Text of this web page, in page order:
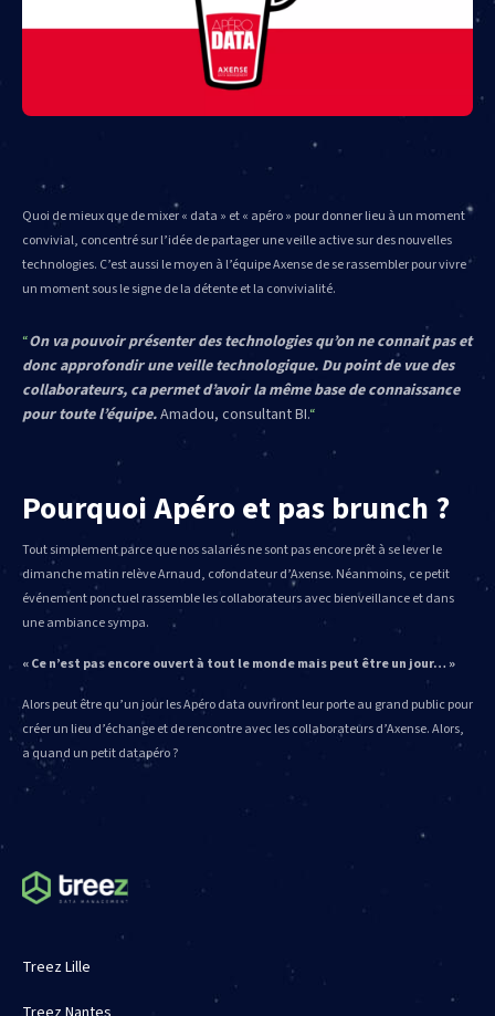
Quoi de mieux que de mixer « data » et « apéro » pour donner lieu à un moment
convivial, concentré sur l’idée de partager une veille active sur des nouvelles
technologies. C’est aussi le moyen à l’équipe Axense de se rassembler pour vivre
un moment sous le signe de la détente et la convivialité.
On va pouvoir présenter des technologies qu’on ne connait pas et
donc approfondir une veille technologique. Du point de vue des
collaborateurs, ca permet d’avoir la même base de connaissance
pour toute l’équipe.Amadou, consultant BI.
Pourquoi Apéro et pas brunch ?
Tout simplement parce que nos salariés ne sont pas encore prêt à se lever le
dimanche matin relève Arnaud, cofondateur d’Axense. Néanmoins, ce petit
événement ponctuel rassemble les collaborateurs avec bienveillance et dans
une ambiance sympa.
« Ce n’est pas encore ouvert à tout le monde mais peut être un jour… »
Alors peut être qu’un jour les Apéro data ouvriront leur porte au grand public pour
créer un lieu d’échange et de rencontre avec les collaborateurs d’Axense. Alors,
a quand un petit datapéro ?
Treez Lille